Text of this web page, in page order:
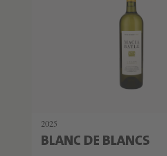
2025
BLANC DE BLANCS